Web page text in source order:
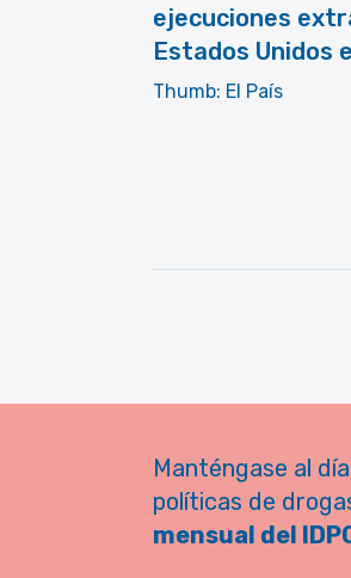
ejecuciones
Estados Unidos
Thumb: El País
Manténgase al
políticas de
mensual del